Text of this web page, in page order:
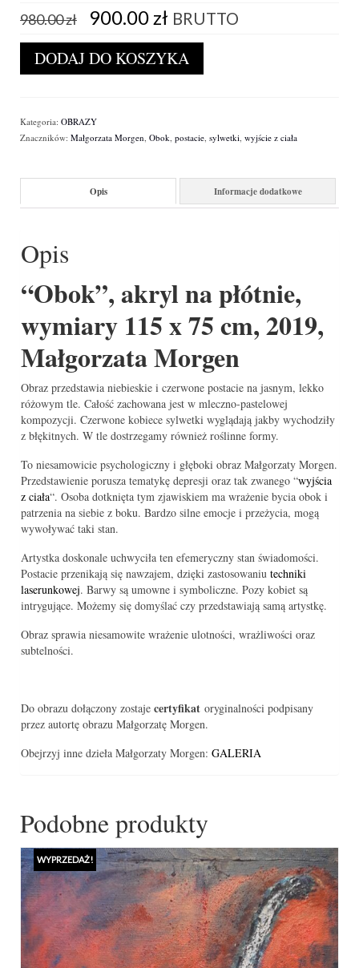
980.00zł Pierwotna
cena
wynosiła:
980.00 zł.
900.00zł Aktualna
cena
wynosi:
900.00 zł.
BRUTTO
ilość
Obok
DODAJ DO KOSZYKA
Kategoria: OBRAZY
Znaczników: Małgorzata Morgen, Obok, postacie, sylwetki, wyjście z ciała
Opis Informacje dodatkowe
Opis
“Obok”, akryl na płótnie,
wymiary 115 x 75 cm, 2019,
Małgorzata Morgen
Obraz przedstawia niebieskie i czerwone postacie na jasnym, lekko
różowym tle. Całość zachowana jest w mleczno-pastelowej
kompozycji. Czerwone kobiece sylwetki wyglądają jakby wychodziły
z błękitnych. W tle dostrzegamy również roślinne formy.
To niesamowicie psychologiczny i głęboki obraz Małgorzaty Morgen.
Przedstawienie porusza tematykę depresji oraz tak zwanego “wyjścia
z ciała“. Osoba dotknięta tym zjawiskiem ma wrażenie bycia obok i
patrzenia na siebie z boku. Bardzo silne emocje i przeżycia, mogą
wywoływać taki stan.
Artystka doskonale uchwyciła ten efemeryczny stan świadomości.
Postacie przenikają się nawzajem, dzięki zastosowaniu techniki
laserunkowej. Barwy są umowne i symboliczne. Pozy kobiet są
intrygujące. Możemy się domyślać czy przedstawiają samą artystkę.
Obraz sprawia niesamowite wrażenie ulotności, wrażliwości oraz
subtelności.
Do obrazu dołączony zostaje certyfikat oryginalności podpisany
przez autortę obrazu Małgorzatę Morgen.
Obejrzyj inne dzieła Małgorzaty Morgen: GALERIA
Podobne produkty
WYPRZEDAŻ!